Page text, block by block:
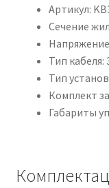
Артикул:
Сечение
Тип
Тип
Комплект
Габариты